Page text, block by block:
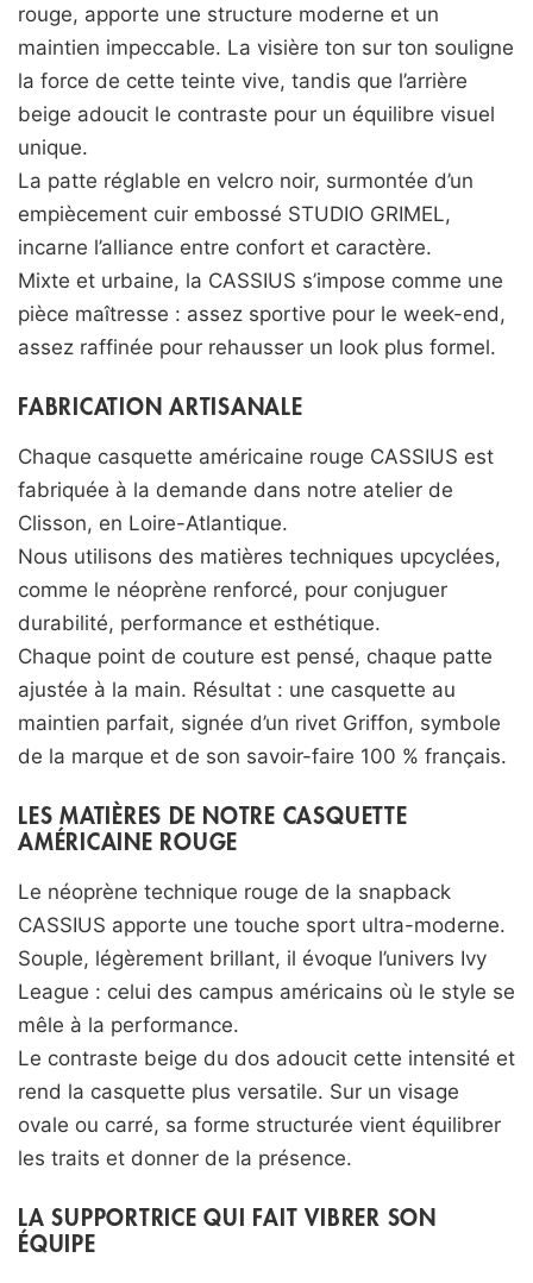
rouge, apporte une structure moderne et un
maintien impeccable. La visière ton sur ton souligne
la force de cette teinte vive, tandis que l’arrière
beige adoucit le contraste pour un équilibre visuel
unique.
La patte réglable en velcro noir, surmontée d’un
empiècement cuir embossé STUDIO GRIMEL,
incarne l’alliance entre confort et caractère.
Mixte et urbaine, la CASSIUS s’impose comme une
pièce maîtresse : assez sportive pour le week-end,
assez raffinée pour rehausser un look plus formel.
FABRICATION ARTISANALE
Chaque casquette américaine rouge CASSIUS est
fabriquée à la demande dans notre atelier de
Clisson, en Loire-Atlantique.
Nous utilisons des matières techniques upcyclées,
comme le néoprène renforcé, pour conjuguer
durabilité, performance et esthétique.
Chaque point de couture est pensé, chaque patte
ajustée à la main. Résultat : une casquette au
maintien parfait, signée d’un rivet Griffon, symbole
de la marque et de son savoir-faire 100 % français.
LES MATIÈRES DE NOTRE CASQUETTE
AMÉRICAINE ROUGE
Le néoprène technique rouge de la snapback
CASSIUS apporte une touche sport ultra-moderne.
Souple, légèrement brillant, il évoque l’univers Ivy
League : celui des campus américains où le style se
mêle à la performance.
Le contraste beige du dos adoucit cette intensité et
rend la casquette plus versatile. Sur un visage
ovale ou carré, sa forme structurée vient équilibrer
les traits et donner de la présence.
LA SUPPORTRICE QUI FAIT VIBRER SON
ÉQUIPE